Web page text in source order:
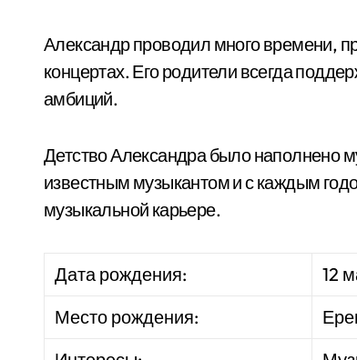
Александр проводил много времени,
концертах. Его родители всегда
амбиций.
Детство Александра было наполнено
известным музыкантом и с каждым
музыкальной карьере.
Дата рождения:
12
Место рождения: